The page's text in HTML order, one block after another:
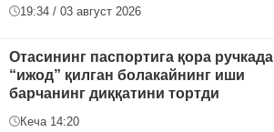
19:34 / 03 август 2026
Отасининг паспортига қора ручкада
“ижод” қилган болакайнинг иши
барчанинг диққатини тортди
Кеча 14:20